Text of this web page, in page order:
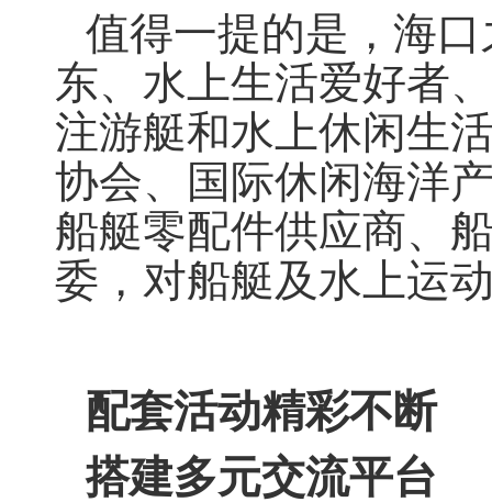
值得一提的是，海
东、水上生活爱好者
注游艇和水上休闲生
协会、国际休闲海洋
船艇零配件供应商、
委，对船艇及水上运
配套活动精彩不断
搭建多元交流平台